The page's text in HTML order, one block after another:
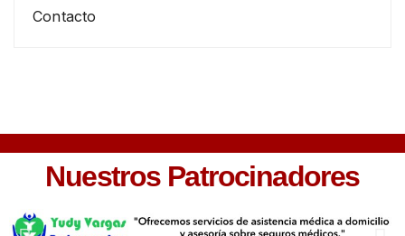
Contacto
Nuestros Patrocinadores